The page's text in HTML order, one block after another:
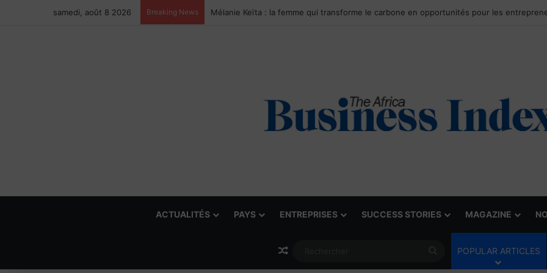
samedi, août 8 2026 Breaking News
ACTUALITÉS PAYS ENTREPRISES SUCCESS STORIES MAGAZINE
Rechercher
POPULAR ARTICLES